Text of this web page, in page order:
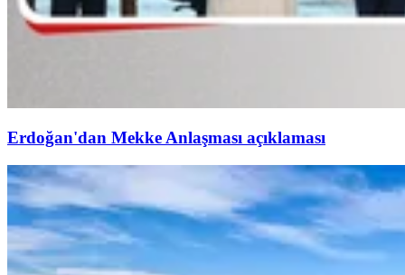
Erdoğan'dan Mekke Anlaşması açıklaması